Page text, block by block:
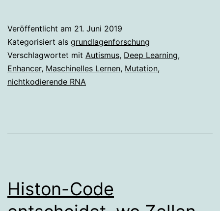
neue
Auslöser
von
Autismus
Veröffentlicht am 21. Juni 2019
Kategorisiert als grundlagenforschung
Verschlagwortet mit Autismus, Deep Learning,
Enhancer, Maschinelles Lernen, Mutation,
nichtkodierende RNA
Histon-Code